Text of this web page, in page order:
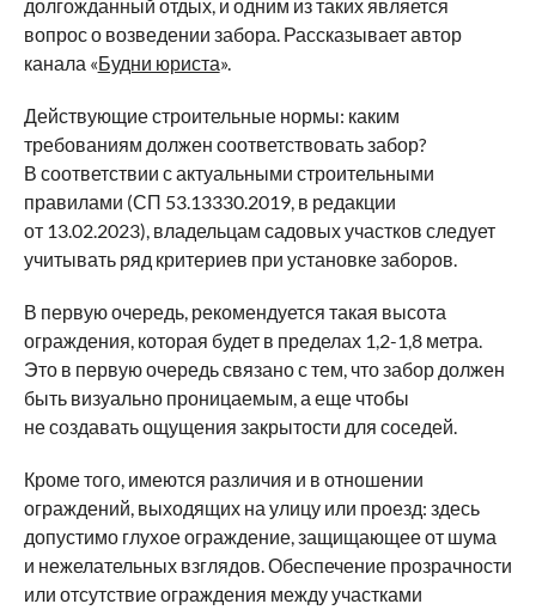
долгожданный отдых, и одним из таких является
вопрос о возведении забора. Рассказывает автор
канала «Будни юриста».
Действующие строительные нормы: каким
требованиям должен соответствовать забор?
В соответствии с актуальными строительными
правилами (СП 53.13330.2019, в редакции
от 13.02.2023), владельцам садовых участков следует
учитывать ряд критериев при установке заборов.
В первую очередь, рекомендуется такая высота
ограждения, которая будет в пределах 1,2-1,8 метра.
Это в первую очередь связано с тем, что забор должен
быть визуально проницаемым, а еще чтобы
не создавать ощущения закрытости для соседей.
Кроме того, имеются различия и в отношении
ограждений, выходящих на улицу или проезд: здесь
допустимо глухое ограждение, защищающее от шума
и нежелательных взглядов. Обеспечение прозрачности
или отсутствие ограждения между участками